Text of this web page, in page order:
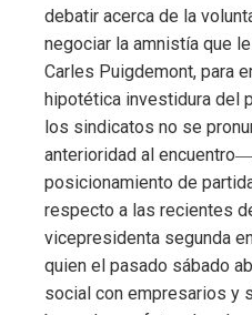
debatir acerca de la
negociar la amnistía que
Carles Puigdemont, para
hipotética investidura del
los sindicatos no se
anterioridad al
posicionamiento de
respecto a las recientes
vicepresidenta segunda
quien el pasado sábado
social con empresarios y